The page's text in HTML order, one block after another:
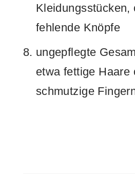
Kleidungsstücken,
fehlende Knöpfe
ungepflegte
etwa fettige Haare
schmutzige